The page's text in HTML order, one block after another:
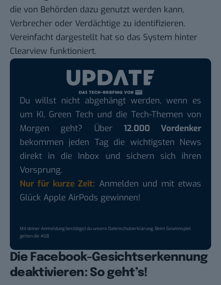
die von Behörden dazu genutzt werden kann,
Verbrecher oder Verdächtige zu identifizieren.
Vereinfacht dargestellt hat so das System hinter
Clearview funktioniert.
Du willst nicht abgehängt werden, wenn es
um KI, Green Tech und die Tech-Themen von
Morgen geht? Über 12.000 Vordenker
bekommen jeden Tag die wichtigsten News
direkt in die Inbox und sichern sich ihren
Vorsprung.
Nur für kurze Zeit: Anmelden und mit etwas
Glück Apple AirPods gewinnen!
Mit deiner Anmeldung bestätigst du unsereDatenschutzerklärung. Beim Gewinnspiel
gelten dieAGB.
Die Facebook-Gesichtserkennung
deaktivieren: So geht’s!